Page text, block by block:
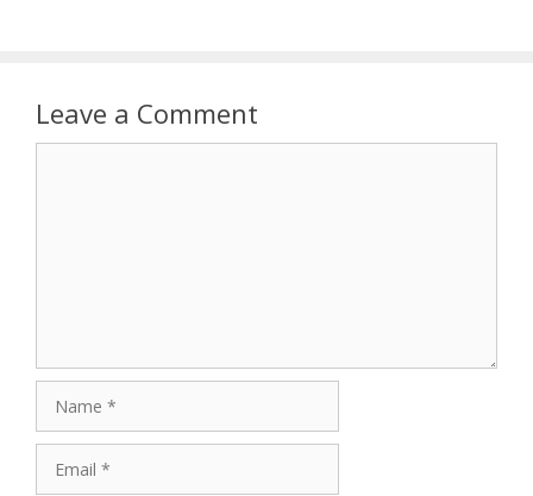
Leave a Comment